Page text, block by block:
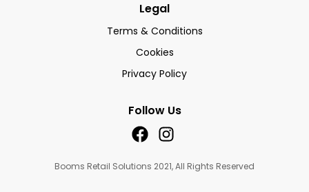
Legal
Terms & Conditions
Cookies
Privacy Policy
Follow Us
Booms Retail Solutions 2021, All Rights Reserved